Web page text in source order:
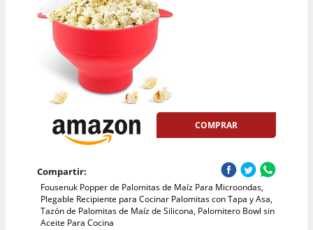
COMPRAR
Compartir:
Fousenuk Popper de Palomitas de Maíz Para Microondas,
Plegable Recipiente para Cocinar Palomitas con Tapa y Asa,
Tazón de Palomitas de Maíz de Silicona, Palomitero Bowl sin
Aceite Para Cocina